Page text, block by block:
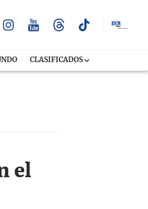
CLASIFICADOS
el